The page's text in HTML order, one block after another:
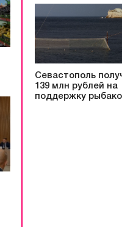
Севастополь
139 млн рублей на
поддержку